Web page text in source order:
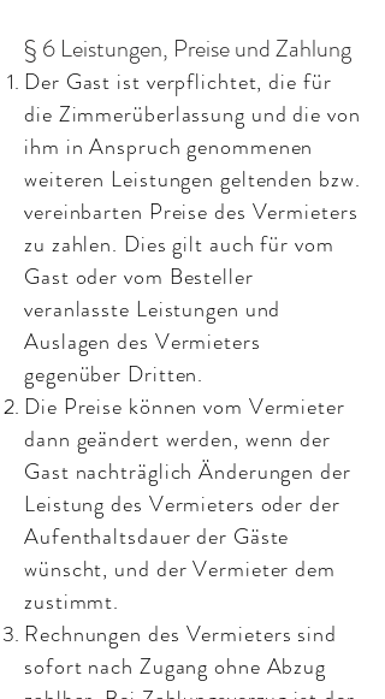
§ 6 Leistungen, Preise und Zahlung
Der Gast ist verpflichtet, die für
die Zimmerüberlassung und die von
ihm in Anspruch genommenen
weiteren Leistungen geltenden bzw.
vereinbarten Preise des Vermieters
zu zahlen. Dies gilt auch für vom
Gast oder vom Besteller
veranlasste Leistungen und
Auslagen des Vermieters
gegenüber Dritten.
Die Preise können vom Vermieter
dann geändert werden, wenn der
Gast nachträglich Änderungen der
Leistung des Vermieters oder der
Aufenthaltsdauer der Gäste
wünscht, und der Vermieter dem
zustimmt.
Rechnungen des Vermieters sind
sofort nach Zugang ohne Abzug